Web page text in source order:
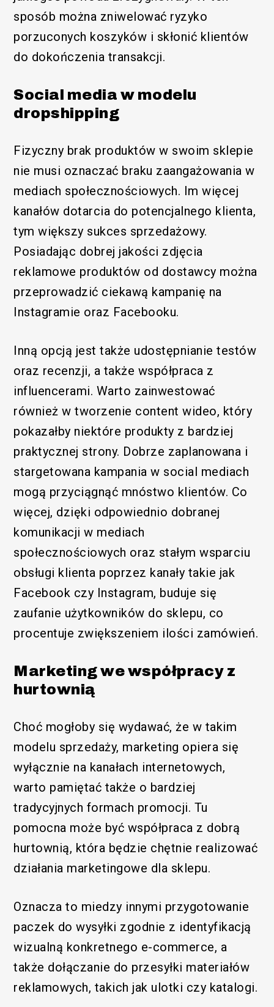
sposób można zniwelować ryzyko
porzuconych koszyków i skłonić klientów
do dokończenia transakcji.
Social media w modelu
dropshipping
Fizyczny brak produktów w swoim sklepie
nie musi oznaczać braku zaangażowania w
mediach społecznościowych. Im więcej
kanałów dotarcia do potencjalnego klienta,
tym większy sukces sprzedażowy.
Posiadając dobrej jakości zdjęcia
reklamowe produktów od dostawcy można
przeprowadzić ciekawą kampanię na
Instagramie oraz Facebooku.
Inną opcją jest także udostępnianie testów
oraz recenzji, a także współpraca z
influencerami. Warto zainwestować
również w tworzenie content wideo, który
pokazałby niektóre produkty z bardziej
praktycznej strony. Dobrze zaplanowana i
stargetowana kampania w social mediach
mogą przyciągnąć mnóstwo klientów. Co
więcej, dzięki odpowiednio dobranej
komunikacji w mediach
społecznościowych oraz stałym wsparciu
obsługi klienta poprzez kanały takie jak
Facebook czy Instagram, buduje się
zaufanie użytkowników do sklepu, co
procentuje zwiększeniem ilości zamówień.
Marketing we współpracy z
hurtownią
Choć mogłoby się wydawać, że w takim
modelu sprzedaży, marketing opiera się
wyłącznie na kanałach internetowych,
warto pamiętać także o bardziej
tradycyjnych formach promocji. Tu
pomocna może być współpraca z dobrą
hurtownią, która będzie chętnie realizować
działania marketingowe dla sklepu.
Oznacza to miedzy innymi przygotowanie
paczek do wysyłki zgodnie z identyfikacją
wizualną konkretnego e-commerce, a
także dołączanie do przesyłki materiałów
reklamowych, takich jak ulotki czy katalogi.